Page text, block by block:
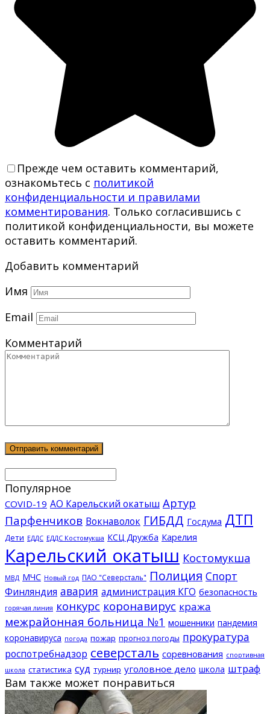
Прежде чем оставить комментарий,
ознакомьтесь с политикой
конфиденциальности и правилами
комментирования. Только согласившись с
политикой конфиденциальности, вы можете
оставить комментарий.
Добавить комментарий
Имя
Email
Комментарий
Популярное
COVID-19 АО Карельский окатыш Артур
Парфенчиков Вокнаволок ГИБДД Госдума ДТП
Дети ЕДДС ЕДДС Костомукша КСЦ Дружба Карелия
Карельский окатыш Костомукша
МВД МЧС Новый год ПАО "Северсталь" Полиция Спорт
Финляндия авария администрация КГО безопасность
горячая линия конкурс коронавирус кража
межрайонная больница №1 мошенники пандемия
коронавируса погода пожар прогноз погоды прокуратура
роспотребнадзор северсталь соревнования спортивная
школа статистика суд турнир уголовное дело школа штраф
Вам также может понравиться